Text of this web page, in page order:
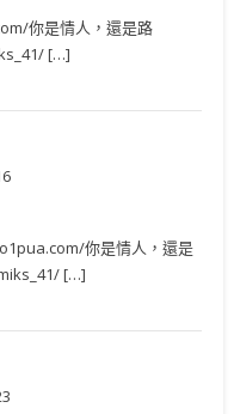
你是情人，還是路
[…]
你是情人，還是
[…]